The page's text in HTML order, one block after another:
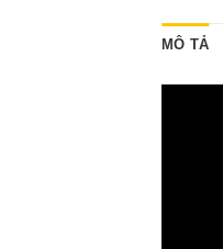
MÔ TẢ